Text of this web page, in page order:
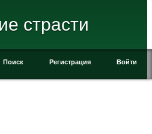
страсти
Поиск Регистрация Войти